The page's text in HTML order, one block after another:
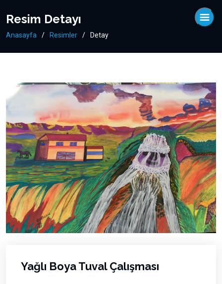
Resim Detayı
Anasayfa Resimler Detay
Yağlı Boya Tuval Çalışması